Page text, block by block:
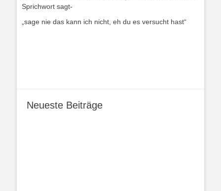
Sprichwort sagt-
„sage nie das kann ich nicht, eh du es versucht hast“
Neueste Beiträge